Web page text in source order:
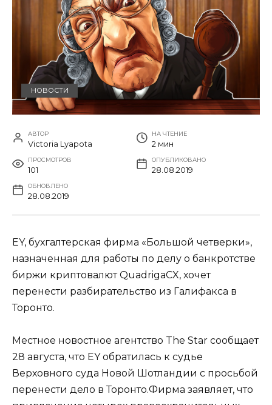
НОВОСТИ
АВТОР
Victoria Lyapota
НА ЧТЕНИЕ
2 мин
ПРОСМОТРОВ
101
ОПУБЛИКОВАНО
28.08.2019
ОБНОВЛЕНО
28.08.2019
EY, бухгалтерская фирма «Большой четверки»,
назначенная для работы по делу о банкротстве
биржи криптовалют QuadrigaCX, хочет
перенести разбирательство из Галифакса в
Торонто.
Местное новостное агентство The Star сообщает
28 августа, что EY обратилась к судье
Верховного суда Новой Шотландии с просьбой
перенести дело в Торонто.Фирма заявляет, что